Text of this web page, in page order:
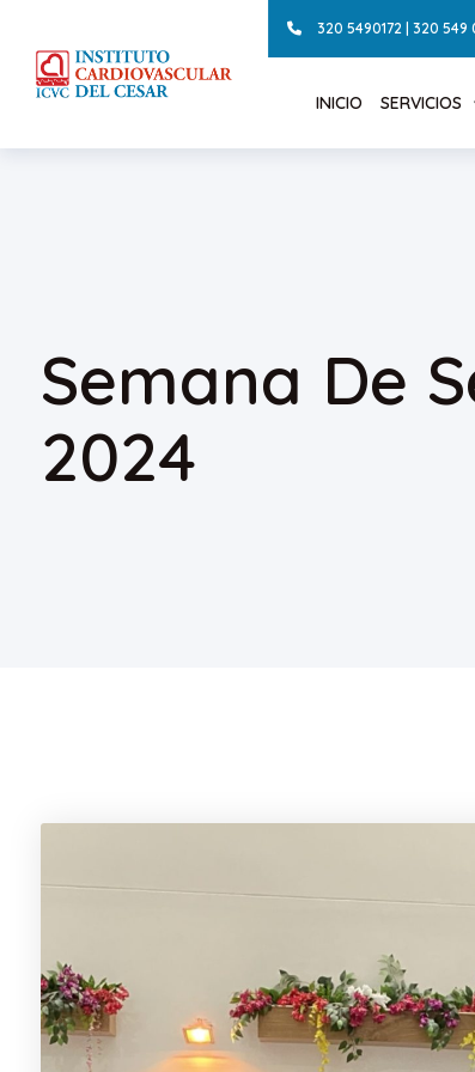
320 5490172 | 320 549
INICIO SERVICIOS
Semana De
2024